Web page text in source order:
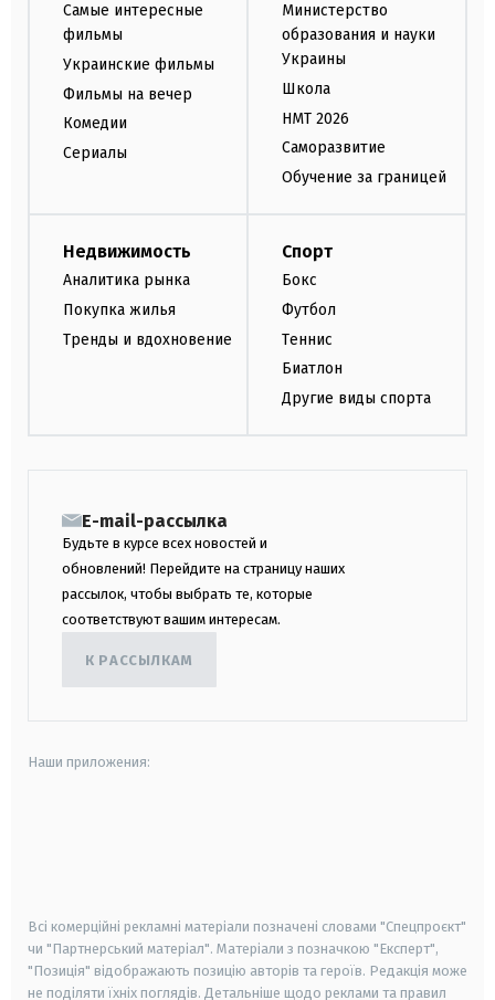
Самые интересные
фильмы
Украинские фильмы
Фильмы на вечер
Комедии
Сериалы
Министерство
образования и науки
Украины
Школа
НМТ 2026
Саморазвитие
Обучение за границей
Недвижимость
Аналитика рынка
Покупка жилья
Тренды и вдохновение
Спорт
Бокс
Футбол
Теннис
Биатлон
Другие виды спорта
E-mail-рассылка
Будьте в курсе всех новостей и
обновлений! Перейдите на страницу наших
рассылок, чтобы выбрать те, которые
соответствуют вашим интересам.
К РАССЫЛКАМ
Наши приложения:
Всі комерційні рекламні матеріали позначені словами "Спецпроєкт"
чи "Партнерський матеріал". Матеріали з позначкою "Експерт",
"Позиція" відображають позицію авторів та героїв. Редакція може
не поділяти їхніх поглядів. Детальніше щодо реклами та правил